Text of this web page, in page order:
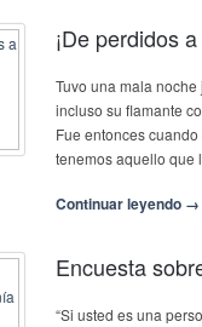
¡De perdidos
Tuvo una mala
incluso su flamante
Fue entonces
tenemos aquello que
Continuar leyendo →
Encuesta
“Si usted es una